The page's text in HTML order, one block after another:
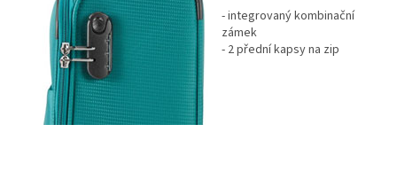
- integrovaný kombinační
zámek
- 2 přední kapsy na zip